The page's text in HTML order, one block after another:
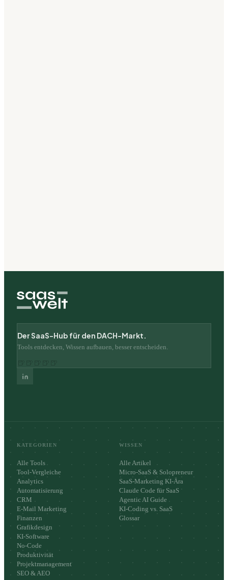
Der SaaS-Hub für den DACH-Markt.
Tools entdecken, Wissen aufbauen, besser entscheiden.
KATEGORIEN
Alle Tools
Tool-Vergleiche
Analytics
Automatisierung
CRM
E-Mail Marketing
Finanzen
Grafikdesign
KI-Software
No-Code
Produktivität
Projektmanagement
SEO & AEO
WISSEN
Alle Artikel
Micro-SaaS & Solopreneur
SaaS-Marketing KI-Ära
Claude Code für SaaS
Agentic AI Guide
KI-Coding vs. SaaS
Glossar